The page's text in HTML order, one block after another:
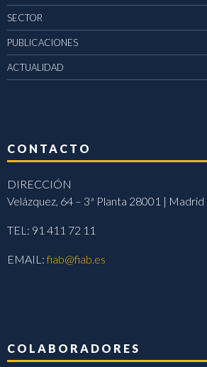
SECTOR
PUBLICACIONES
ACTUALIDAD
CONTACTO
DIRECCIÓN
Velázquez, 64 – 3ª Planta 28001 | Madrid
TEL: 91 411 72 11
EMAIL:fiab@fiab.es
COLABORADORES